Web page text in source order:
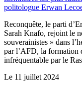
politologue Erwan
Reconquête, le parti
Sarah Knafo, rejoint le
souverainistes » dans
par l’AFD, la formation
infréquentable par le
Le 11 juillet 2024